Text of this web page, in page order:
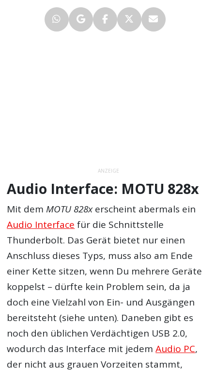
ANZEIGE
Audio Interface: MOTU 828x
Mit demMOTU 828xerscheint abermals ein
Audio Interface für die Schnittstelle
Thunderbolt. Das Gerät bietet nur einen
Anschluss dieses Typs, muss also am Ende
einer Kette sitzen, wenn Du mehrere Geräte
koppelst – dürfte kein Problem sein, da ja
doch eine Vielzahl von Ein- und Ausgängen
bereitsteht (siehe unten). Daneben gibt es
noch den üblichen Verdächtigen USB 2.0,
wodurch das Interface mit jedemAudio PC,
der nicht aus grauen Vorzeiten stammt,